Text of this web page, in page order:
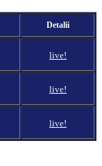
Detalii
live!
live!
live!